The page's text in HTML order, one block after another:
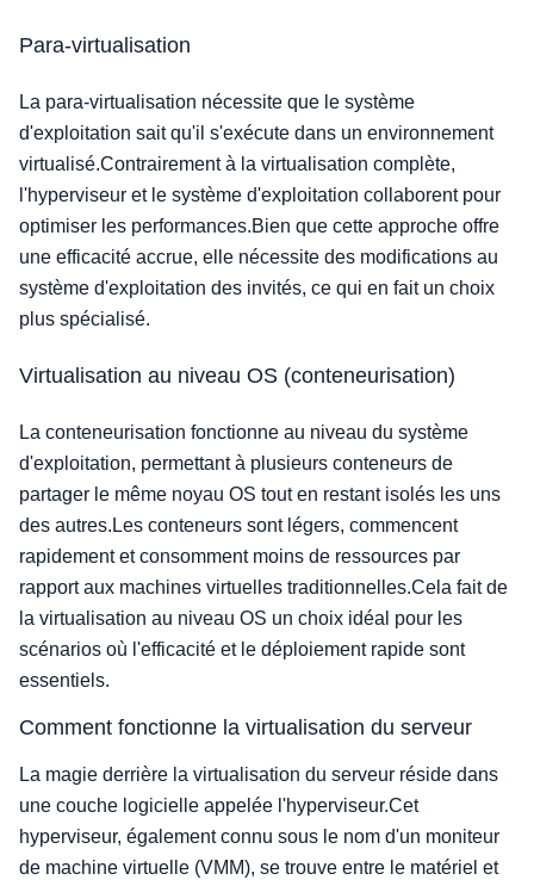
Para-virtualisation
La para-virtualisation nécessite que le système
d'exploitation sait qu'il s'exécute dans un environnement
virtualisé.Contrairement à la virtualisation complète,
l'hyperviseur et le système d'exploitation collaborent pour
optimiser les performances.Bien que cette approche offre
une efficacité accrue, elle nécessite des modifications au
système d'exploitation des invités, ce qui en fait un choix
plus spécialisé.
Virtualisation au niveau OS (conteneurisation)
La conteneurisation fonctionne au niveau du système
d'exploitation, permettant à plusieurs conteneurs de
partager le même noyau OS tout en restant isolés les uns
des autres.Les conteneurs sont légers, commencent
rapidement et consomment moins de ressources par
rapport aux machines virtuelles traditionnelles.Cela fait de
la virtualisation au niveau OS un choix idéal pour les
scénarios où l'efficacité et le déploiement rapide sont
essentiels.
Comment fonctionne la virtualisation du serveur
La magie derrière la virtualisation du serveur réside dans
une couche logicielle appelée l'hyperviseur.Cet
hyperviseur, également connu sous le nom d'un moniteur
de machine virtuelle (VMM), se trouve entre le matériel et